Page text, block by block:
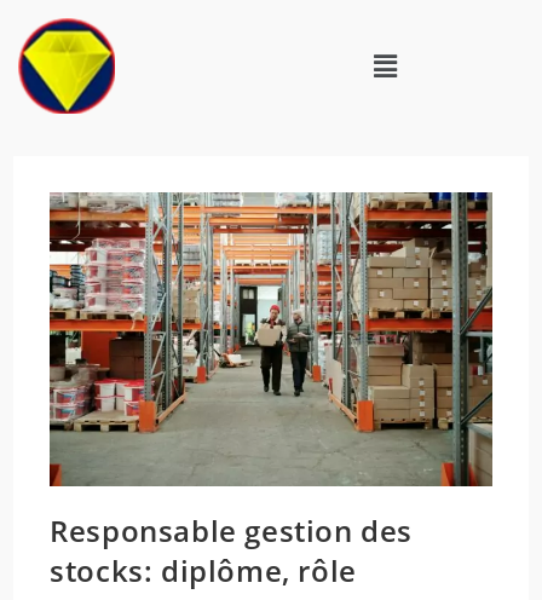
Responsable gestion des
stocks: diplôme, rôle